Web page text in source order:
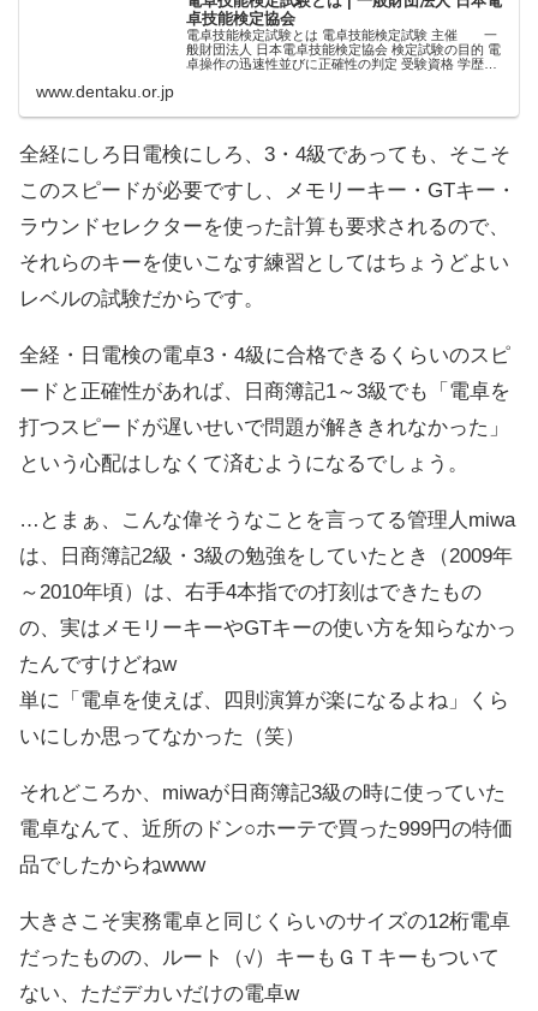
卓技能検定協会
電卓技能検定試験とは 電卓技能検定試験 主催 一
般財団法人 日本電卓技能検定協会 検定試験の目的 電
卓操作の迅速性並びに正確性の判定 受験資格 学歴・
www.dentaku.or.jp
全経にしろ日電検にしろ、3・4級であっても、そこそ
このスピードが必要ですし、メモリーキー・GTキー・
ラウンドセレクターを使った計算も要求されるので、
それらのキーを使いこなす練習としてはちょうどよい
レベルの試験だからです。
全経・日電検の電卓3・4級に合格できるくらいのスピ
ードと正確性があれば、日商簿記1～3級でも「電卓を
打つスピードが遅いせいで問題が解ききれなかった」
という心配はしなくて済むようになるでしょう。
…とまぁ、こんな偉そうなことを言ってる管理人miwa
は、日商簿記2級・3級の勉強をしていたとき（2009年
～2010年頃）は、右手4本指での打刻はできたもの
の、実はメモリーキーやGTキーの使い方を知らなかっ
たんですけどねw
単に「電卓を使えば、四則演算が楽になるよね」くら
いにしか思ってなかった（笑）
それどころか、miwaが日商簿記3級の時に使っていた
電卓なんて、近所のドン○ホーテで買った999円の特価
品でしたからねwww
大きさこそ実務電卓と同じくらいのサイズの12桁電卓
だったものの、ルート（√）キーもＧＴキーもついて
ない、ただデカいだけの電卓w